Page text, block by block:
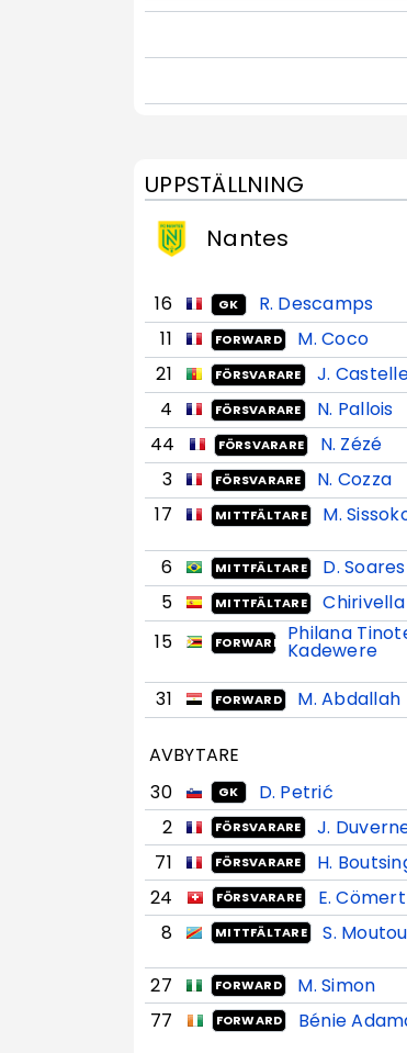
UPPSTÄLLNING
Nantes
16 GK
R. Descamps
11
FORWARD M. Coco
21 FÖRSVARARE
J.
4
FÖRSVARARE
N. Pallois
44
FÖRSVARARE
N. Zézé
3
FÖRSVARARE
N. Cozza
17
MITTFÄLTARE M.
6 MITTFÄLTARE
D.
5
MITTFÄLTARE
Chirivella
15
FORWARD Philana
Kadewere
31 FORWARD M. Abdallah
AVBYTARE
30
GK
D. Petrić
2
FÖRSVARARE
J.
71
FÖRSVARARE
H.
24
FÖRSVARARE
E. Cömert
8
MITTFÄLTARE S.
27 FORWARD M. Simon
77 FORWARD Bénie